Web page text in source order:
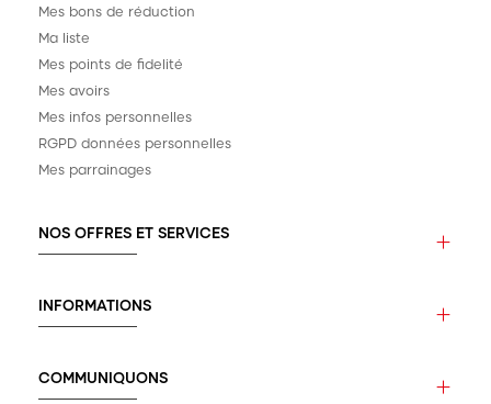
Mes bons de réduction
Ma liste
Mes points de fidelité
Mes avoirs
Mes infos personnelles
RGPD données personnelles
Mes parrainages
NOS OFFRES ET SERVICES
INFORMATIONS
COMMUNIQUONS